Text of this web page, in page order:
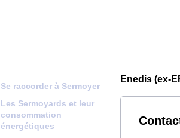
Se raccorder à Sermoyer
Les Sermoyards et leur
consommation
énergétiques
Enedis (ex-